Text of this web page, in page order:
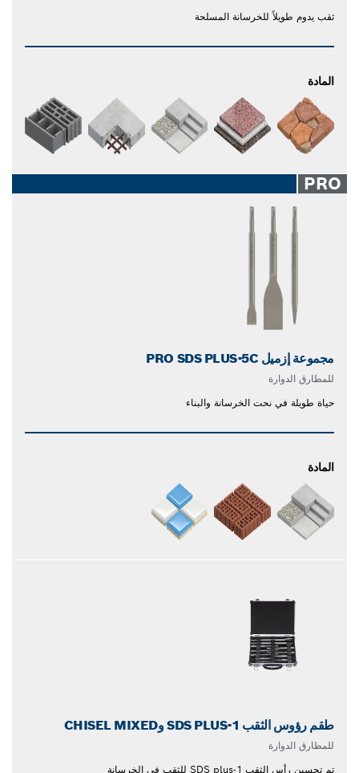
ثقب يدوم طويلاً للخرسانة المسلحة
المادة
PRO
مجموعة إزميل PRO SDS PLUS-5C
للمطارق الدوارة
حياة طويلة في نحت الخرسانة والبناء
المادة
طقم رؤوس الثقب SDS PLUS-1 وCHISEL MIXED
للمطارق الدوارة
تم تحسين رأس الثقب SDS plus-1 للثقب في الخرسانة